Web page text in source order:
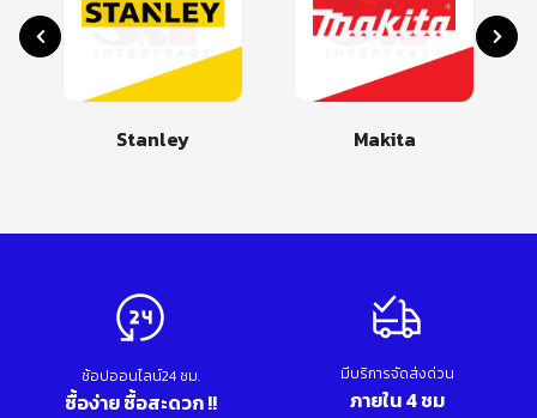
Stanley Makita
ช้อปออนไลน์24 ชม.
ซื้อง่าย ซื้อสะดวก !!
มีบริการจัดส่งด่วน
ภายใน 4 ชม